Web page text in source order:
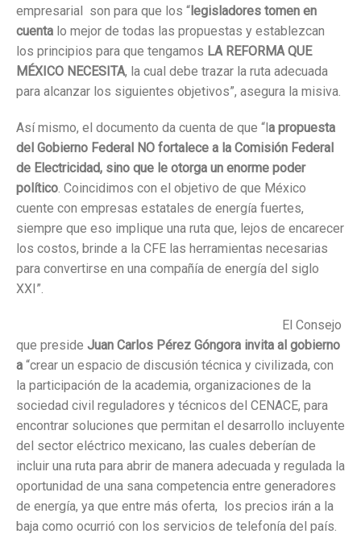
empresarial son para que los “ legisladores tomen en
cuenta lo mejor de todas las propuestas y establezcan
los principios para que tengamos LA REFORMA QUE
MÉXICO NECESITA, la cual debe trazar la ruta adecuada
para alcanzar los siguientes objetivos”, asegura la misiva.
Así mismo, el documento da cuenta de que “l a propuesta
del Gobierno Federal NO fortalece a la Comisión Federal
de Electricidad, sino que le otorga un enorme poder
político. Coincidimos con el objetivo de que México
cuente con empresas estatales de energía fuertes,
siempre que eso implique una ruta que, lejos de encarecer
los costos, brinde a la CFE las herramientas necesarias
para convertirse en una compañía de energía del siglo
XXI”.
El Consejo
que preside Juan Carlos Pérez Góngora invita al gobierno
a “crear un espacio de discusión técnica y civilizada, con
la participación de la academia, organizaciones de la
sociedad civil reguladores y técnicos del CENACE, para
encontrar soluciones que permitan el desarrollo incluyente
del sector eléctrico mexicano, las cuales deberían de
incluir una ruta para abrir de manera adecuada y regulada la
oportunidad de una sana competencia entre generadores
de energía, ya que entre más oferta, los precios irán a la
baja como ocurrió con los servicios de telefonía del país.